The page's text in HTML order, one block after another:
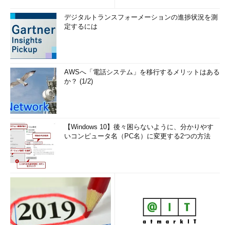
デジタルトランスフォーメーションの進捗状況を測
定するには
AWSへ「電話システム」を移行するメリットはある
か？ (1/2)
【Windows 10】後々困らないように、分かりやす
いコンピュータ名（PC名）に変更する2つの方法